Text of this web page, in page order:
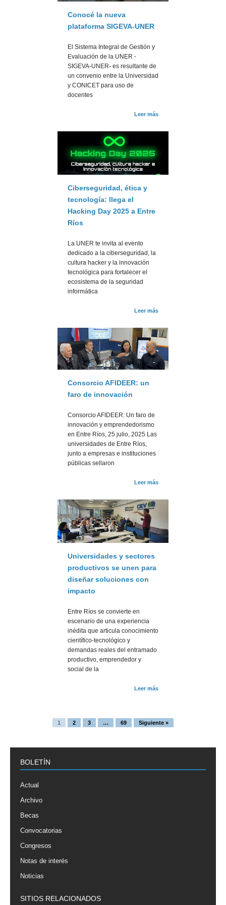
Conocé la nueva
plataforma SIGEVA-UNER
El Sistema Integral de Gestión y
Evaluación de la UNER -
SIGEVA-UNER- es resultante de
un convenio entre la Universidad
y CONICET para uso de
docentes
Leer más
Ciberseguridad, ética y
tecnología: llega el
Hacking Day 2025 a Entre
Ríos
La UNER te invita al evento
dedicado a la ciberseguridad, la
cultura hacker y la innovación
tecnológica para fortalecer el
ecosistema de la seguridad
informática
Leer más
Consorcio AFIDEER: un
faro de innovación
Consorcio AFIDEER: Un faro de
innovación y emprendedorismo
en Entre Ríos, 25 julio, 2025 Las
universidades de Entre Ríos,
junto a empresas e instituciones
públicas sellaron
Leer más
Universidades y sectores
productivos se unen para
diseñar soluciones con
impacto
Entre Ríos se convierte en
escenario de una experiencia
inédita que articula conocimiento
científico-tecnológico y
demandas reales del entramado
productivo, emprendedor y
social de la
Leer más
1 2 3 … 69 Siguiente »
BOLETÍN
Actual
Archivo
Becas
Convocatorias
Congresos
Notas de interés
Noticias
SITIOS RELACIONADOS